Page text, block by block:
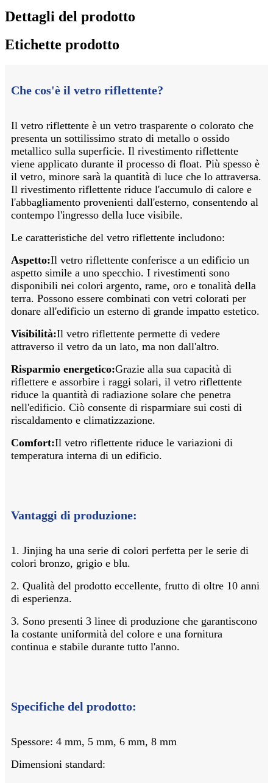
Dettagli del prodotto
Etichette prodotto
Che cos'è il vetro riflettente?
Il vetro riflettente è un vetro trasparente o colorato che
presenta un sottilissimo strato di metallo o ossido
metallico sulla superficie. Il rivestimento riflettente
viene applicato durante il processo di float. Più spesso è
il vetro, minore sarà la quantità di luce che lo attraversa.
Il rivestimento riflettente riduce l'accumulo di calore e
l'abbagliamento provenienti dall'esterno, consentendo al
contempo l'ingresso della luce visibile.
Le caratteristiche del vetro riflettente includono:
Aspetto:Il vetro riflettente conferisce a un edificio un
aspetto simile a uno specchio. I rivestimenti sono
disponibili nei colori argento, rame, oro e tonalità della
terra. Possono essere combinati con vetri colorati per
donare all'edificio un esterno di grande impatto estetico.
Visibilità:Il vetro riflettente permette di vedere
attraverso il vetro da un lato, ma non dall'altro.
Risparmio energetico:Grazie alla sua capacità di
riflettere e assorbire i raggi solari, il vetro riflettente
riduce la quantità di radiazione solare che penetra
nell'edificio. Ciò consente di risparmiare sui costi di
riscaldamento e climatizzazione.
Comfort:Il vetro riflettente riduce le variazioni di
temperatura interna di un edificio.
Vantaggi di produzione:
1. Jinjing ha una serie di colori perfetta per le serie di
colori bronzo, grigio e blu.
2. Qualità del prodotto eccellente, frutto di oltre 10 anni
di esperienza.
3. Sono presenti 3 linee di produzione che garantiscono
la costante uniformità del colore e una fornitura
continua e stabile durante tutto l'anno.
Specifiche del prodotto:
Spessore: 4 mm, 5 mm, 6 mm, 8 mm
Dimensioni standard: